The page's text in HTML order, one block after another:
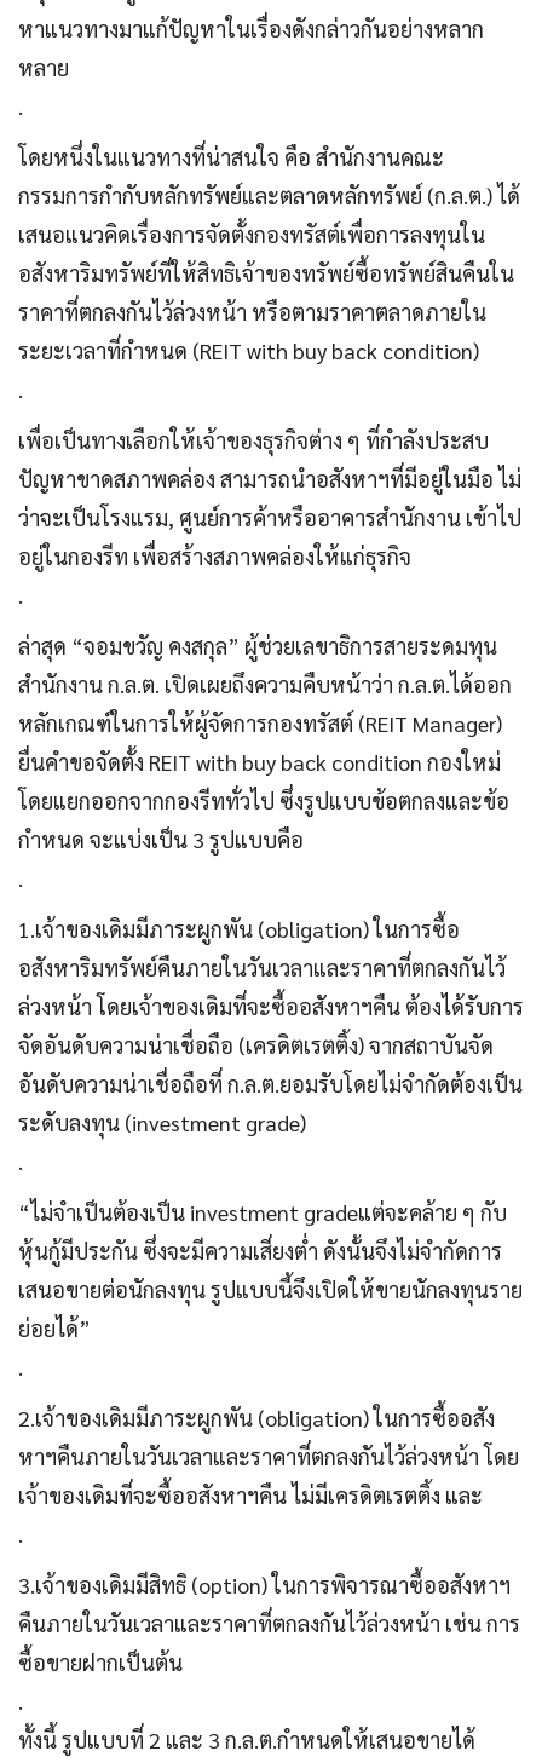
หาแนวทางมาแก้ปัญหาในเรื่องดังกล่าวกันอย่างหลาก
หลาย
.
โดยหนึ่งในแนวทางที่น่าสนใจ คือ สำนักงานคณะ
กรรมการกำกับหลักทรัพย์และตลาดหลักทรัพย์ (ก.ล.ต.) ได้
เสนอแนวคิดเรื่องการจัดตั้งกองทรัสต์เพื่อการลงทุนใน
อสังหาริมทรัพย์ที่ให้สิทธิเจ้าของทรัพย์ซื้อทรัพย์สินคืนใน
ราคาที่ตกลงกันไว้ล่วงหน้า หรือตามราคาตลาดภายใน
ระยะเวลาที่กำหนด (REIT with buy back condition)
.
เพื่อเป็นทางเลือกให้เจ้าของธุรกิจต่าง ๆ ที่กำลังประสบ
ปัญหาขาดสภาพคล่อง สามารถนำอสังหาฯที่มีอยู่ในมือ ไม่
ว่าจะเป็นโรงแรม, ศูนย์การค้าหรืออาคารสำนักงาน เข้าไป
อยู่ในกองรีท เพื่อสร้างสภาพคล่องให้แก่ธุรกิจ
.
ล่าสุด “จอมขวัญ คงสกุล” ผู้ช่วยเลขาธิการสายระดมทุน
สำนักงาน ก.ล.ต. เปิดเผยถึงความคืบหน้าว่า ก.ล.ต.ได้ออก
หลักเกณฑ์ในการให้ผู้จัดการกองทรัสต์ (REIT Manager)
ยื่นคำขอจัดตั้ง REIT with buy back condition กองใหม่
โดยแยกออกจากกองรีททั่วไป ซึ่งรูปแบบข้อตกลงและข้อ
กำหนด จะแบ่งเป็น 3 รูปแบบคือ
.
1.เจ้าของเดิมมีภาระผูกพัน (obligation) ในการซื้อ
อสังหาริมทรัพย์คืนภายในวันเวลาและราคาที่ตกลงกันไว้
ล่วงหน้า โดยเจ้าของเดิมที่จะซื้ออสังหาฯคืน ต้องได้รับการ
จัดอันดับความน่าเชื่อถือ (เครดิตเรตติ้ง) จากสถาบันจัด
อันดับความน่าเชื่อถือที่ ก.ล.ต.ยอมรับโดยไม่จำกัดต้องเป็น
ระดับลงทุน (investment grade)
.
“ไม่จำเป็นต้องเป็น investment gradeแต่จะคล้าย ๆ กับ
หุ้นกู้มีประกัน ซึ่งจะมีความเสี่ยงต่ำ ดังนั้นจึงไม่จำกัดการ
เสนอขายต่อนักลงทุน รูปแบบนี้จึงเปิดให้ขายนักลงทุนราย
ย่อยได้”
.
2.เจ้าของเดิมมีภาระผูกพัน (obligation) ในการซื้ออสัง
หาฯคืนภายในวันเวลาและราคาที่ตกลงกันไว้ล่วงหน้า โดย
เจ้าของเดิมที่จะซื้ออสังหาฯคืน ไม่มีเครดิตเรตติ้ง และ
.
3.เจ้าของเดิมมีสิทธิ (option) ในการพิจารณาซื้ออสังหาฯ
คืนภายในวันเวลาและราคาที่ตกลงกันไว้ล่วงหน้า เช่น การ
ซื้อขายฝากเป็นต้น
.
ทั้งนี้ รูปแบบที่ 2 และ 3 ก.ล.ต.กำหนดให้เสนอขายได้